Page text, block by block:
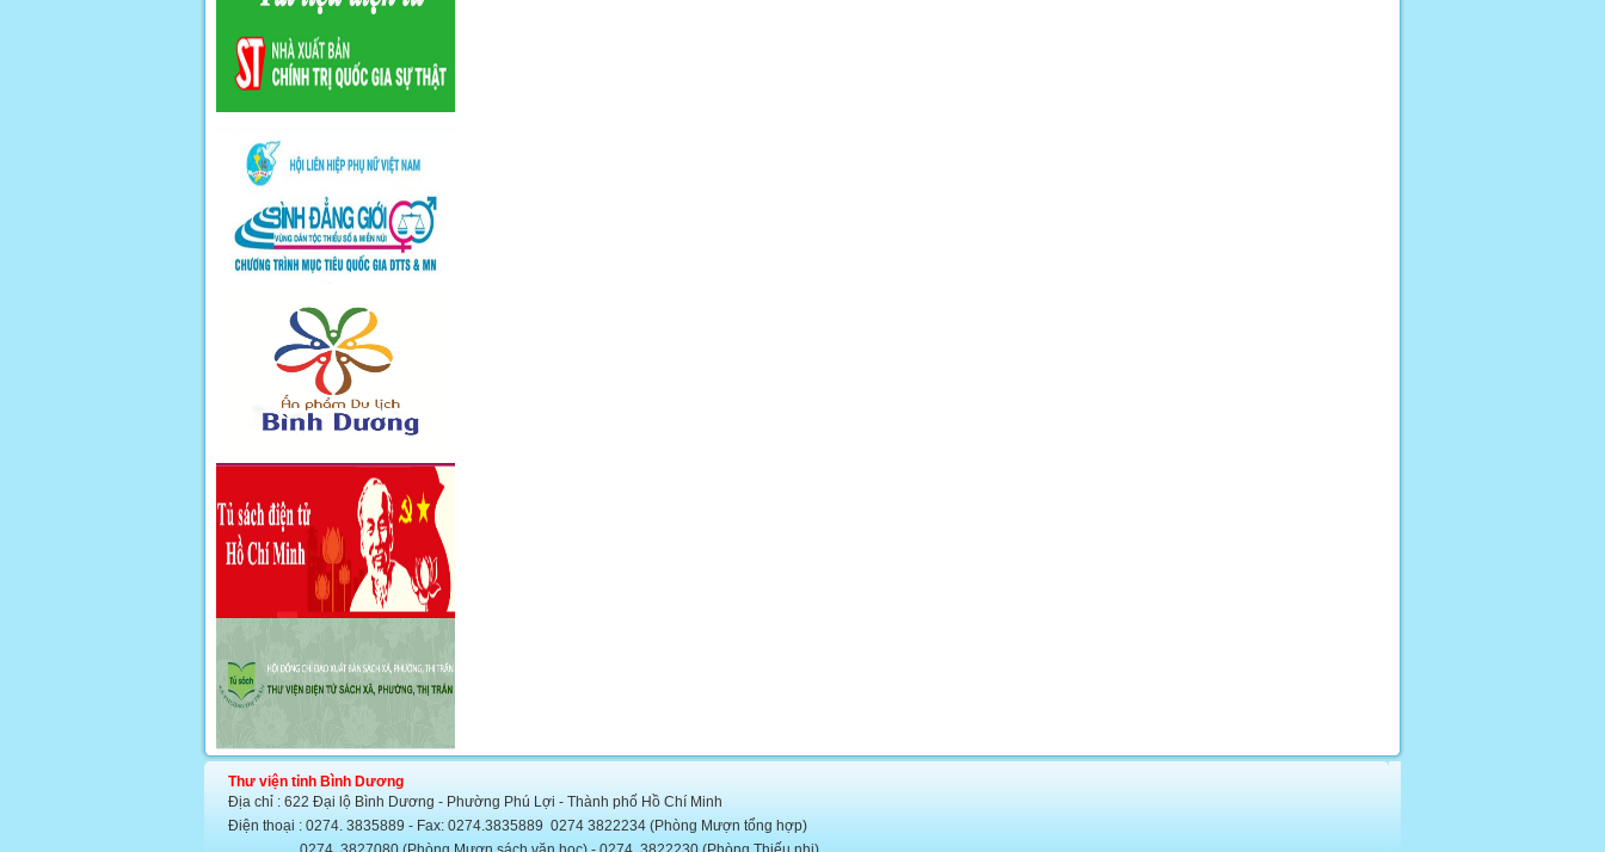
Thư viện tỉnh Bình Dương
Địa chỉ : 622 Đại lộ Bình Dương - Phường Phú Lợi - Thành phố Hồ Chí Minh
Điện thoại : 0274. 3835889 - Fax: 0274.3835889 0274 3822234 (Phòng Mượn tổng hợp)